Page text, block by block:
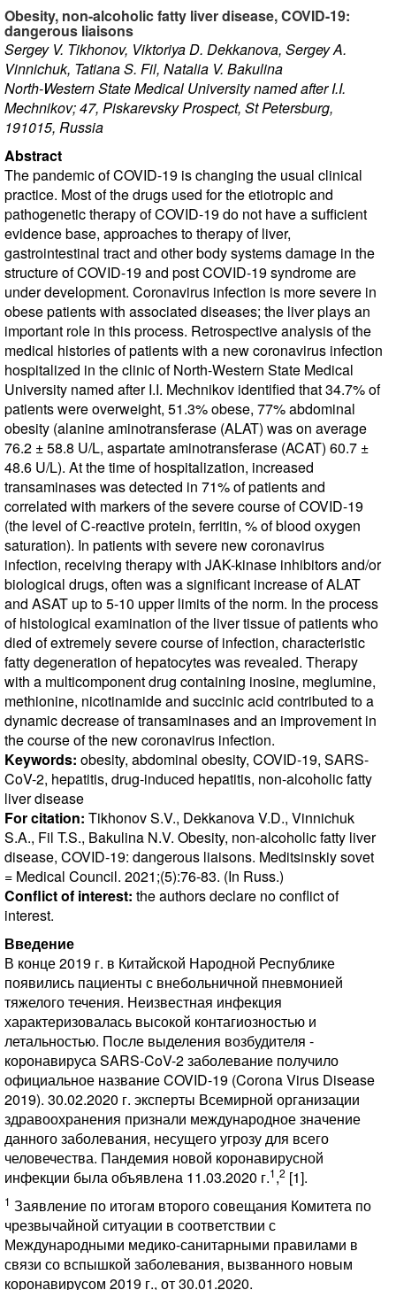
Obesity, non-alcoholic fatty liver disease, COVID-19:
dangerous liaisons
Sergey V. Tikhonov, Viktoriya D. Dekkanova, Sergey A.
Vinnichuk, Tatiana S. Fil, Natalia V. Bakulina
North-Western State Medical University named after I.I.
Mechnikov; 47, Piskarevsky Prospect, St Petersburg,
191015, Russia
Abstract
The pandemic of COVID-19 is changing the usual clinical
practice. Most of the drugs used for the etiotropic and
pathogenetic therapy of COVID-19 do not have a sufficient
evidence base, approaches to therapy of liver,
gastrointestinal tract and other body systems damage in the
structure of COVID-19 and post COVID-19 syndrome are
under development. Coronavirus infection is more severe in
obese patients with associated diseases; the liver plays an
important role in this process. Retrospective analysis of the
medical histories of patients with a new coronavirus infection
hospitalized in the clinic of North-Western State Medical
University named after I.I. Mechnikov identified that 34.7% of
patients were overweight, 51.3% obese, 77% abdominal
obesity (alanine aminotransferase (ALAT) was on average
76.2 ± 58.8 U/L, aspartate aminotransferase (ACAT) 60.7 ±
48.6 U/L). At the time of hospitalization, increased
transaminases was detected in 71% of patients and
correlated with markers of the severe course of COVID-19
(the level of C-reactive protein, ferritin, % of blood oxygen
saturation). In patients with severe new coronavirus
infection, receiving therapy with JAK-kinase inhibitors and/or
biological drugs, often was a significant increase of ALAT
and ASAT up to 5-10 upper limits of the norm. In the process
of histological examination of the liver tissue of patients who
died of extremely severe course of infection, characteristic
fatty degeneration of hepatocytes was revealed. Therapy
with a multicomponent drug containing inosine, meglumine,
methionine, nicotinamide and succinic acid contributed to a
dynamic decrease of transaminases and an improvement in
the course of the new coronavirus infection.
Keywords: obesity, abdominal obesity, COVID-19, SARS-
CoV-2, hepatitis, drug-induced hepatitis, non-alcoholic fatty
liver disease
For citation: Tikhonov S.V., Dekkanova V.D., Vinnichuk
S.A., Fil T.S., Bakulina N.V. Obesity, non-alcoholic fatty liver
disease, COVID-19: dangerous liaisons. Meditsinskiy sovet
= Medical Council. 2021;(5):76-83. (In Russ.)
Conflict of interest: the authors declare no conflict of
interest.
Введение
В конце 2019 г. в Китайской Народной Республике
появились пациенты с внебольничной пневмонией
тяжелого течения. Неизвестная инфекция
характеризовалась высокой контагиозностью и
летальностью. После выделения возбудителя -
коронавируса SARS-CoV-2 заболевание получило
официальное название COVID-19 (Corona Virus Disease
2019). 30.02.2020 г. эксперты Всемирной организации
здравоохранения признали международное значение
данного заболевания, несущего угрозу для всего
человечества. Пандемия новой коронавирусной
инфекции была объявлена 11.03.2020 г.1,2 [1].
1 Заявление по итогам второго совещания Комитета по
чрезвычайной ситуации в соответствии с
Международными медико-санитарными правилами в
связи со вспышкой заболевания, вызванного новым
коронавирусом 2019 г., от 30.01.2020.